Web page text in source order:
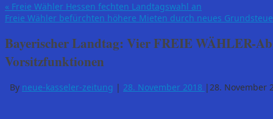
« Freie Wähler Hessen fechten Landtagswahl an
Freie Wähler befürchten höhere Mieten durch neues
Bayerischer Landtag: Vier FREIE WÄHLER-
Vorsitzfunktionen
By neue-kasseler-zeitung | 28. November 2018 |28. November